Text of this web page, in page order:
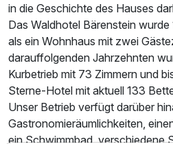
in die Geschichte des Hauses
Das Waldhotel Bärenstein
als ein Wohnhaus mit zwei
darauffolgenden Jahrzehnten
Kurbetrieb mit 73 Zimmern und
Sterne-Hotel mit aktuell 133
Unser Betrieb verfügt darüber
Gastronomieräumlichkeiten,
ein Schwimmbad, verschiedene